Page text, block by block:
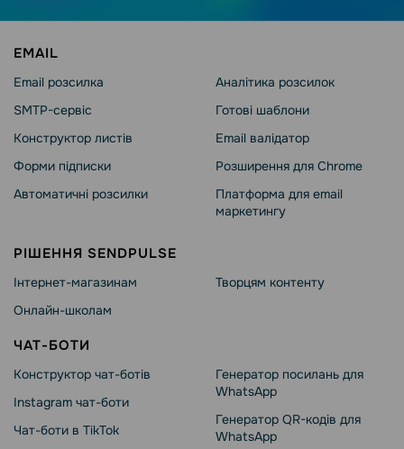
EMAIL
Email розсилка
SMTP-сервіс
Конструктор листів
Форми підписки
Автоматичні розсилки
Аналітика розсилок
Готові шаблони
Email валідатор
Розширення для Chrome
Платформа для email
маркетингу
РІШЕННЯ SENDPULSE
Інтернет-магазинам
Онлайн-школам
Творцям контенту
ЧАТ-БОТИ
Конструктор чат-ботів
Instagram чат-боти
Чат-боти в TikTok
Генератор посилань для
WhatsApp
Генератор QR-кодів для
WhatsApp